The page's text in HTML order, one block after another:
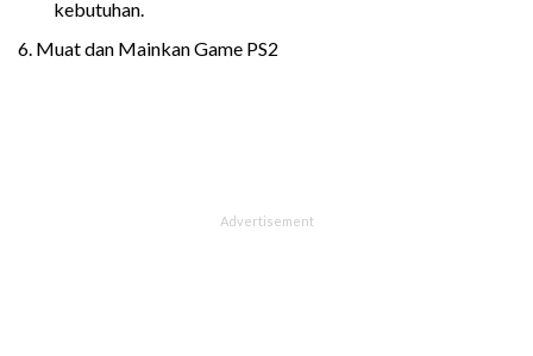
kebutuhan.
6. Muat dan Mainkan Game PS2